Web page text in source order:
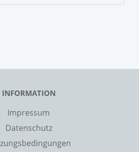
INFORMATION
Impressum
Datenschutz